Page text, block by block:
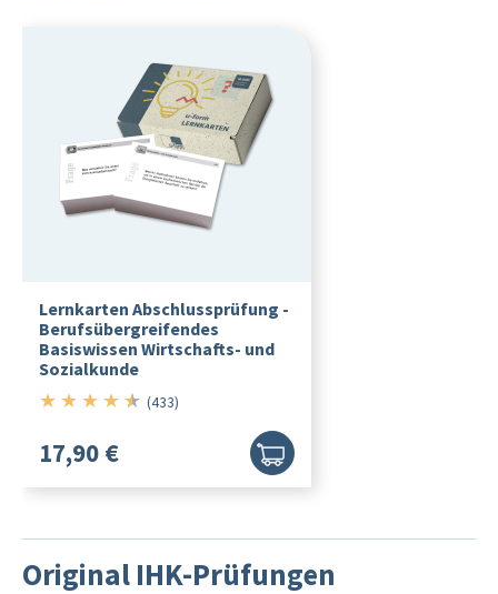
Lernkarten Abschlussprüfung -
Berufsübergreifendes
Basiswissen Wirtschafts- und
Sozialkunde
★ ★ ★ ★ ★ 4.5/5
(433)
17,90 €
Original IHK-Prüfungen